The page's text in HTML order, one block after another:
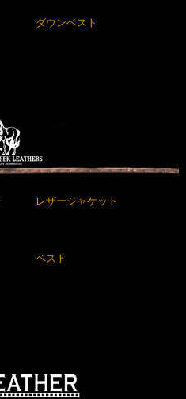
ダウンベスト
レザージャケット
ベスト